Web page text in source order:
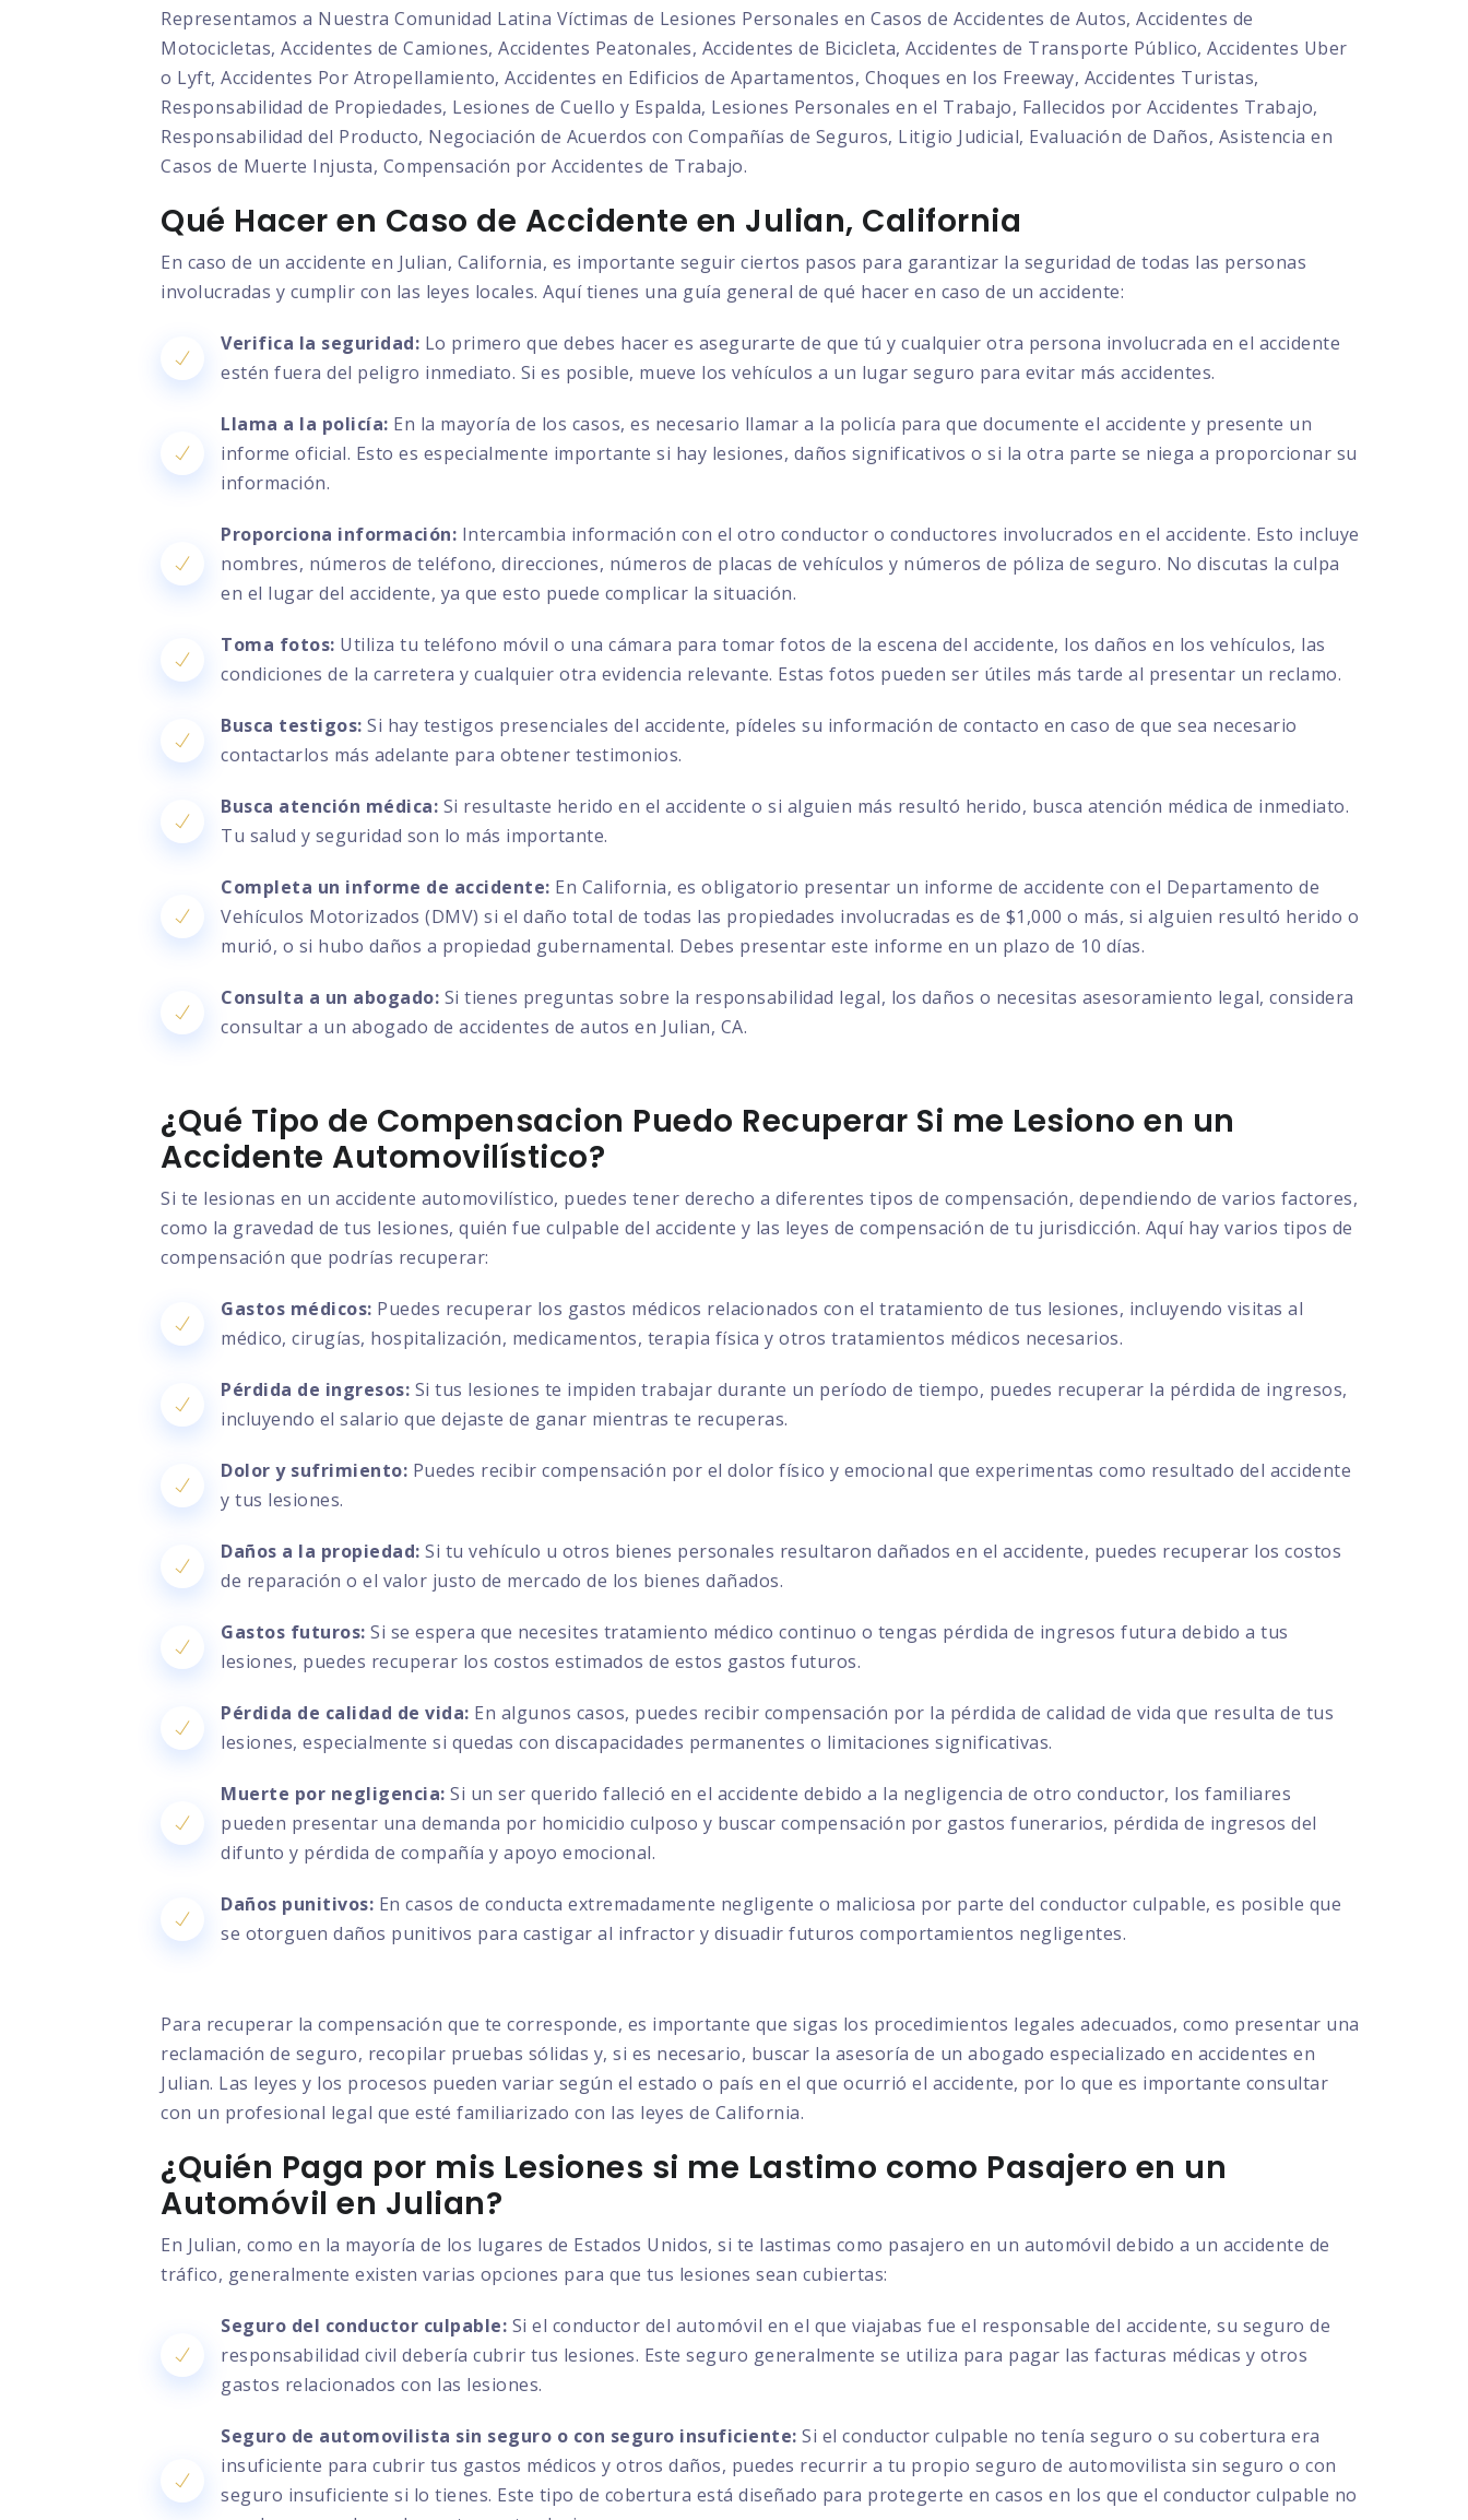
Representamos a Nuestra Comunidad Latina Víctimas de Lesiones Personales en Casos de Accidentes de Autos, Accidentes de
Motocicletas, Accidentes de Camiones, Accidentes Peatonales, Accidentes de Bicicleta, Accidentes de Transporte Público, Accidentes Uber
o Lyft, Accidentes Por Atropellamiento, Accidentes en Edificios de Apartamentos, Choques en los Freeway, Accidentes Turistas,
Responsabilidad de Propiedades, Lesiones de Cuello y Espalda, Lesiones Personales en el Trabajo, Fallecidos por Accidentes Trabajo,
Responsabilidad del Producto, Negociación de Acuerdos con Compañías de Seguros, Litigio Judicial, Evaluación de Daños, Asistencia en
Casos de Muerte Injusta, Compensación por Accidentes de Trabajo.
Qué Hacer en Caso de Accidente en Julian, California
En caso de un accidente en Julian, California, es importante seguir ciertos pasos para garantizar la seguridad de todas las personas
involucradas y cumplir con las leyes locales. Aquí tienes una guía general de qué hacer en caso de un accidente:
Verifica la seguridad: Lo primero que debes hacer es asegurarte de que tú y cualquier otra persona involucrada en el accidente
estén fuera del peligro inmediato. Si es posible, mueve los vehículos a un lugar seguro para evitar más accidentes.
Llama a la policía: En la mayoría de los casos, es necesario llamar a la policía para que documente el accidente y presente un
informe oficial. Esto es especialmente importante si hay lesiones, daños significativos o si la otra parte se niega a proporcionar su
información.
Proporciona información: Intercambia información con el otro conductor o conductores involucrados en el accidente. Esto incluye
nombres, números de teléfono, direcciones, números de placas de vehículos y números de póliza de seguro. No discutas la culpa
en el lugar del accidente, ya que esto puede complicar la situación.
Toma fotos: Utiliza tu teléfono móvil o una cámara para tomar fotos de la escena del accidente, los daños en los vehículos, las
condiciones de la carretera y cualquier otra evidencia relevante. Estas fotos pueden ser útiles más tarde al presentar un reclamo.
Busca testigos: Si hay testigos presenciales del accidente, pídeles su información de contacto en caso de que sea necesario
contactarlos más adelante para obtener testimonios.
Busca atención médica: Si resultaste herido en el accidente o si alguien más resultó herido, busca atención médica de inmediato.
Tu salud y seguridad son lo más importante.
Completa un informe de accidente: En California, es obligatorio presentar un informe de accidente con el Departamento de
Vehículos Motorizados (DMV) si el daño total de todas las propiedades involucradas es de $1,000 o más, si alguien resultó herido o
murió, o si hubo daños a propiedad gubernamental. Debes presentar este informe en un plazo de 10 días.
Consulta a un abogado: Si tienes preguntas sobre la responsabilidad legal, los daños o necesitas asesoramiento legal, considera
consultar a un abogado de accidentes de autos en Julian, CA.
¿Qué Tipo de Compensacion Puedo Recuperar Si me Lesiono en un
Accidente Automovilístico?
Si te lesionas en un accidente automovilístico, puedes tener derecho a diferentes tipos de compensación, dependiendo de varios factores,
como la gravedad de tus lesiones, quién fue culpable del accidente y las leyes de compensación de tu jurisdicción. Aquí hay varios tipos de
compensación que podrías recuperar:
Gastos médicos: Puedes recuperar los gastos médicos relacionados con el tratamiento de tus lesiones, incluyendo visitas al
médico, cirugías, hospitalización, medicamentos, terapia física y otros tratamientos médicos necesarios.
Pérdida de ingresos: Si tus lesiones te impiden trabajar durante un período de tiempo, puedes recuperar la pérdida de ingresos,
incluyendo el salario que dejaste de ganar mientras te recuperas.
Dolor y sufrimiento: Puedes recibir compensación por el dolor físico y emocional que experimentas como resultado del accidente
y tus lesiones.
Daños a la propiedad: Si tu vehículo u otros bienes personales resultaron dañados en el accidente, puedes recuperar los costos
de reparación o el valor justo de mercado de los bienes dañados.
Gastos futuros: Si se espera que necesites tratamiento médico continuo o tengas pérdida de ingresos futura debido a tus
lesiones, puedes recuperar los costos estimados de estos gastos futuros.
Pérdida de calidad de vida: En algunos casos, puedes recibir compensación por la pérdida de calidad de vida que resulta de tus
lesiones, especialmente si quedas con discapacidades permanentes o limitaciones significativas.
Muerte por negligencia: Si un ser querido falleció en el accidente debido a la negligencia de otro conductor, los familiares
pueden presentar una demanda por homicidio culposo y buscar compensación por gastos funerarios, pérdida de ingresos del
difunto y pérdida de compañía y apoyo emocional.
Daños punitivos: En casos de conducta extremadamente negligente o maliciosa por parte del conductor culpable, es posible que
se otorguen daños punitivos para castigar al infractor y disuadir futuros comportamientos negligentes.
Para recuperar la compensación que te corresponde, es importante que sigas los procedimientos legales adecuados, como presentar una
reclamación de seguro, recopilar pruebas sólidas y, si es necesario, buscar la asesoría de un abogado especializado en accidentes en
Julian. Las leyes y los procesos pueden variar según el estado o país en el que ocurrió el accidente, por lo que es importante consultar
con un profesional legal que esté familiarizado con las leyes de California.
¿Quién Paga por mis Lesiones si me Lastimo como Pasajero en un
Automóvil en Julian?
En Julian, como en la mayoría de los lugares de Estados Unidos, si te lastimas como pasajero en un automóvil debido a un accidente de
tráfico, generalmente existen varias opciones para que tus lesiones sean cubiertas:
Seguro del conductor culpable: Si el conductor del automóvil en el que viajabas fue el responsable del accidente, su seguro de
responsabilidad civil debería cubrir tus lesiones. Este seguro generalmente se utiliza para pagar las facturas médicas y otros
gastos relacionados con las lesiones.
Seguro de automovilista sin seguro o con seguro insuficiente: Si el conductor culpable no tenía seguro o su cobertura era
insuficiente para cubrir tus gastos médicos y otros daños, puedes recurrir a tu propio seguro de automovilista sin seguro o con
seguro insuficiente si lo tienes. Este tipo de cobertura está diseñado para protegerte en casos en los que el conductor culpable no